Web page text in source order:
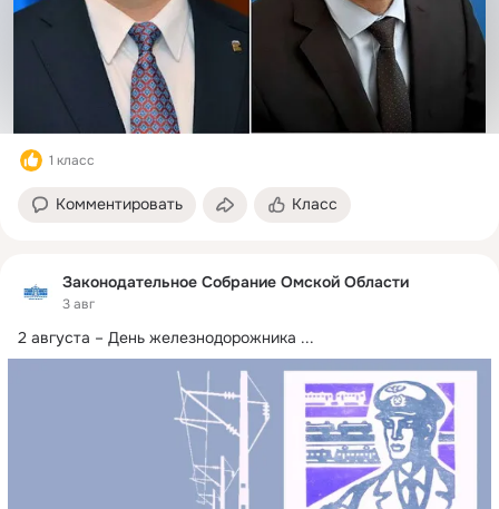
1 класс
Комментировать Класс
Законодательное Собрание Омской Области
3 авг
2 августа – День железнодорожника ...